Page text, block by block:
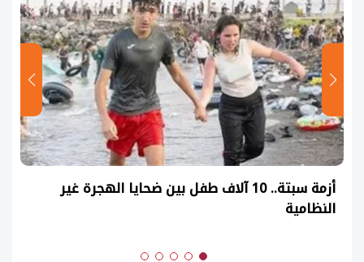
عاجل| نموذج حل امتحان أحياء ثانوية عامة 2026
(السنوات الماضية)